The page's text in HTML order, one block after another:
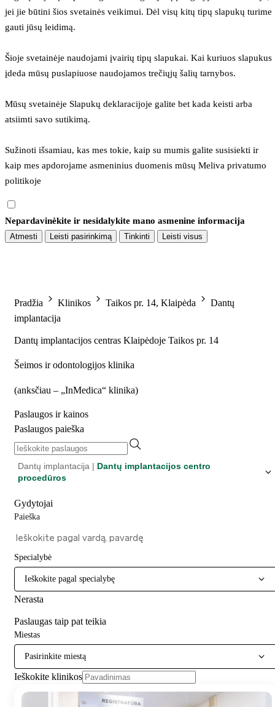
jei jie būtini šios svetainės veikimui. Dėl visų kitų tipų slapukų turime
gauti jūsų leidimą.
Šioje svetainėje naudojami įvairių tipų slapukai. Kai kuriuos slapukus
įdeda mūsų puslapiuose naudojamos trečiųjų šalių tarnybos.
Mūsų svetainėje Slapukų deklaracijoje galite bet kada keisti arba
atsiimti savo sutikimą.
Sužinoti išsamiau, kas mes tokie, kaip su mumis galite susisiekti ir
kaip mes apdorojame asmeninius duomenis mūsų Meliva privatumo
politikoje
Nepardavinėkite ir nesidalykite mano asmenine informacija
Atmesti Leisti pasirinkimą Tinkinti Leisti visus
Pradžia Klinikos Taikos pr. 14, Klaipėda
Dantų
implantacija
Dantų implantacijos centras Klaipėdoje Taikos pr. 14
Šeimos ir odontologijos klinika
(anksčiau – „InMedica“ klinika)
Paslaugos ir kainos
Paslaugos paieška
Dantų implantacija | Dantų implantacijos centro
procedūros
Gydytojai
Paieška
Specialybė
Ieškokite pagal specialybę
Nerasta
Paslaugas taip pat teikia
Miestas
Pasirinkite miestą
Ieškokite klinikos